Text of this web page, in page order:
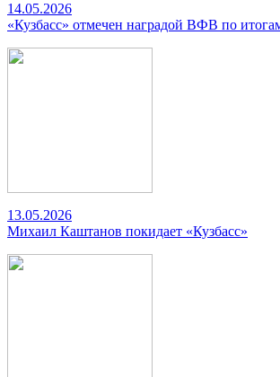
14.05.2026
«Кузбасс» отмечен наградой ВФВ по
13.05.2026
Михаил Каштанов покидает «Кузбасс»